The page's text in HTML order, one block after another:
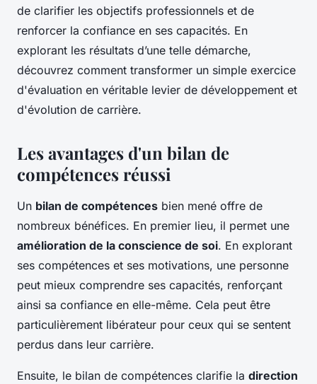
de clarifier les objectifs professionnels et de
renforcer la confiance en ses capacités. En
explorant les résultats d’une telle démarche,
découvrez comment transformer un simple exercice
d'évaluation en véritable levier de développement et
d'évolution de carrière.
Les avantages d'un bilan de
compétences réussi
Un bilan de compétences bien mené offre de
nombreux bénéfices. En premier lieu, il permet une
amélioration de la conscience de soi. En explorant
ses compétences et ses motivations, une personne
peut mieux comprendre ses capacités, renforçant
ainsi sa confiance en elle-même. Cela peut être
particulièrement libérateur pour ceux qui se sentent
perdus dans leur carrière.
Ensuite, le bilan de compétences clarifie la direction